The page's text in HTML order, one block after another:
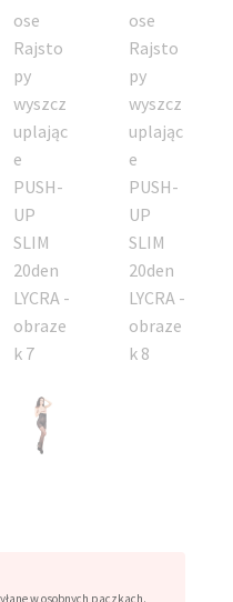
w osobnych paczkach.